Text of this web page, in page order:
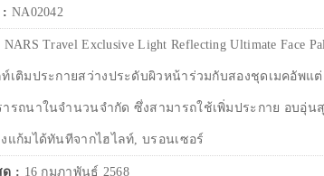
: NA02042
NARS Travel Exclusive Light Reflecting Ultimate Face
ท์เติมประกายสว่างประดับผิวหน้าร่วมกับสองชุดเมคอัพแ
ารถนาในจำนวนจำกัด ซึ่งสามารถใช้เพิ่มประกาย อบอุ่น
แก้มได้ทันทีจากไฮไลท์, บรอนเซอร์
ด : 16 กุมภาพันธ์ 2568